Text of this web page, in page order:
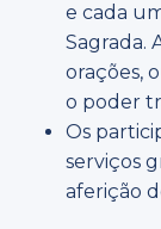
e cada
Sagrada.
orações,
o poder
Os
serviços
aferição